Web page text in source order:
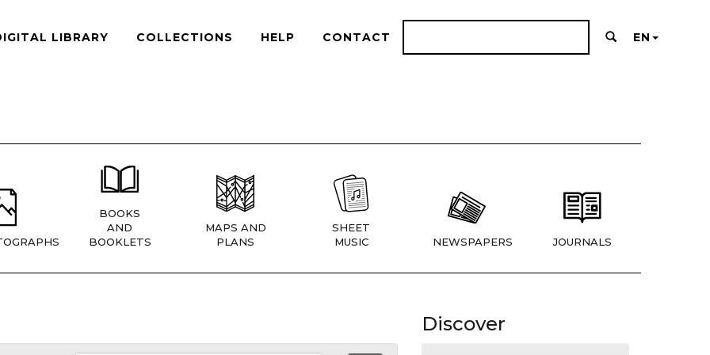
LIBRARY COLLECTIONS HELP CONTACT EN
BOOKS
AND
BOOKLETS
MAPS AND
PLANS
SHEET
MUSIC
NEWSPAPERS JOURNALS
Discover